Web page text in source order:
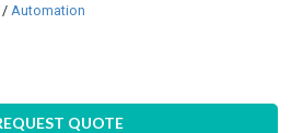
/Automation
QUOTE